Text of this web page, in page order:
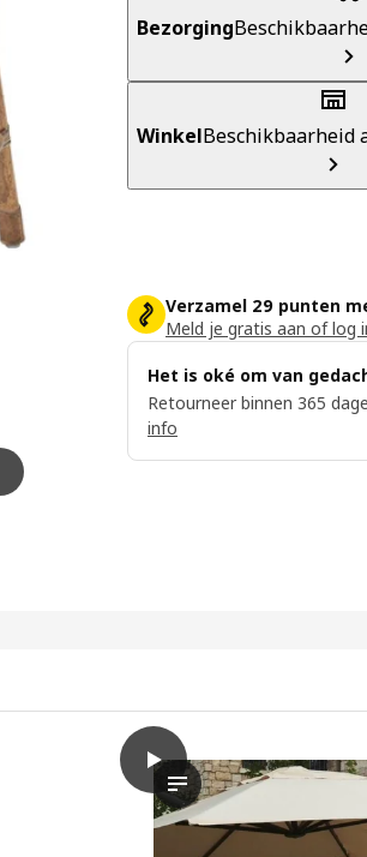
Bezorging
WinkelBeschikbaarheid
Verzamel 29 punten
Meld je gratis aan of log
Het is oké om van
Retourneer binnen 365
info
play
De video toont een
TVARÖ Stoeldeel